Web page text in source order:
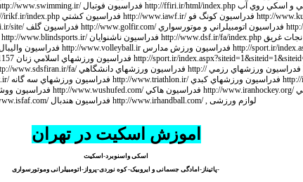
اموزش اسکیت در تهران
اسکی واسنوبرد-اسکیت
-پاتیناز-امادگی جسمانی و ایروبیک- کوه نوردی-پرواز-اتومبیلرانی وموتورسواری